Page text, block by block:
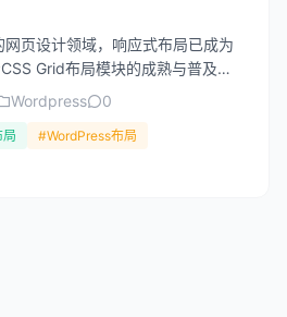
页设计领域，响应式布局已成为
Grid布局模块的成熟与普及，
一个强大的布局工具，...
Wordpress 0
#WordPress布局